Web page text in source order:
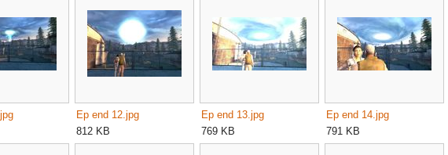
Ep end 12.jpg
812 KB
Ep end 13.jpg
769 KB
Ep end 14.jpg
791 KB